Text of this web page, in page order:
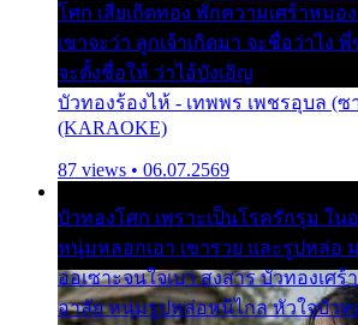
โศก เสียเถิดทอง พักความเศร้าหมอ
เขาจะว่า ลูกเจ้าเกิดมา จะชื่อว่าไง
จะตั้งชื่อให้ ว่าไอ้บังเอิญ
บัวทองร้องไห้ - เทพพร เพชรอุบล (ซ
(KARAOKE)
87 views • 06.07.2569
บัวทองโศก เพราะเป็นโรครักรุม ใ
หนุ่มหลอกเอา เขารวย และรูปหล่อ
ออเซาะจนใจเบา สงสาร บัวทองเศร้
อาลัย หนุ่มรูปหล่อหนีไกล หัวใจบัวท